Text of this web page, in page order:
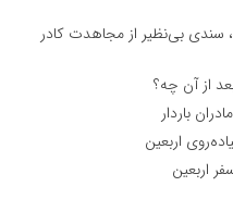
سندی بی‌نظیر از مجاهدت کادر
باردار
اربعین